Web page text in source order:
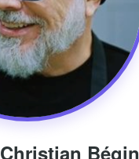
Christian Bégin